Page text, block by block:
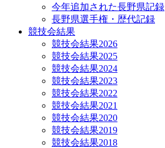
今年追加された長野県記録
長野県選手権・歴代記録
競技会結果
競技会結果2026
競技会結果2025
競技会結果2024
競技会結果2023
競技会結果2022
競技会結果2021
競技会結果2020
競技会結果2019
競技会結果2018